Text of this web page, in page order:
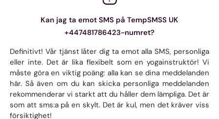
Kan jag ta emot SMS på TempSMSS UK
+447481786423-numret?
Definitivt! Vår tjänst låter dig ta emot alla SMS, personliga
eller inte. Det är lika flexibelt som en yogainstruktör! Vi
måste göra en viktig poäng: alla kan se dina meddelanden
här. Så även om du kan skicka personliga meddelanden
rekommenderar vi starkt att du håller dem lämpliga. Det är
som att sms:a på en skylt. Det är kul, men det kräver viss
försiktighet!